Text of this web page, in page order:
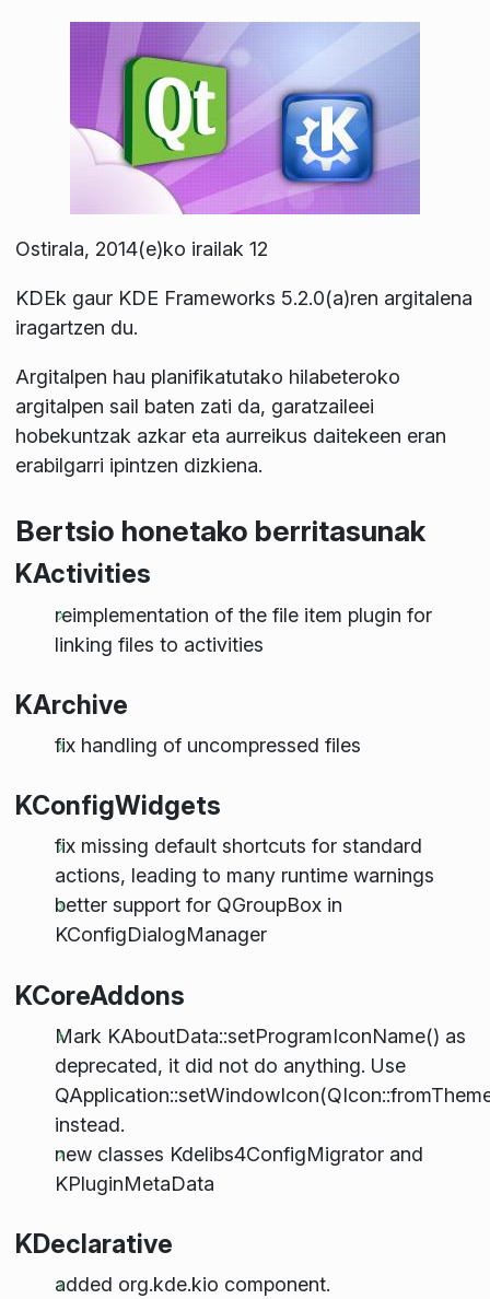
Ostirala, 2014(e)ko irailak 12
KDEk gaur KDE Frameworks 5.2.0(a)ren argitalena
iragartzen du.
Argitalpen hau planifikatutako hilabeteroko
argitalpen sail baten zati da, garatzaileei
hobekuntzak azkar eta aurreikus daitekeen eran
erabilgarri ipintzen dizkiena.
Bertsio honetako berritasunak
KActivities
reimplementation of the file item plugin for
linking files to activities
KArchive
fix handling of uncompressed files
KConfigWidgets
fix missing default shortcuts for standard
actions, leading to many runtime warnings
better support for QGroupBox in
KConfigDialogManager
KCoreAddons
Mark KAboutData::setProgramIconName() as
deprecated, it did not do anything. Use
instead.
new classes Kdelibs4ConfigMigrator and
KPluginMetaData
KDeclarative
added org.kde.kio component.